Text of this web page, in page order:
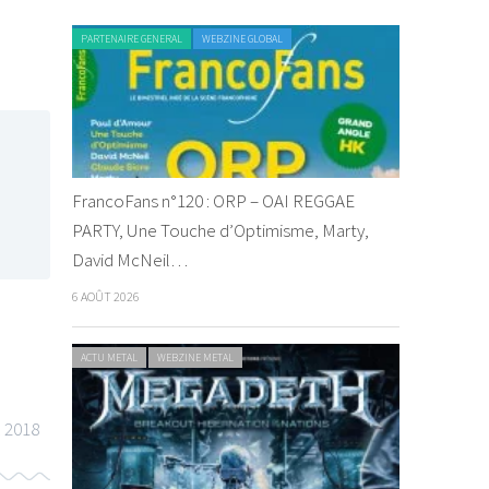
2018
PARTENAIRE GENERAL WEBZINE GLOBAL
FrancoFans n°120 : ORP – OAI REGGAE
PARTY, Une Touche d’Optimisme, Marty,
David McNeil…
6 AOÛT 2026
ACTU METAL WEBZINE METAL